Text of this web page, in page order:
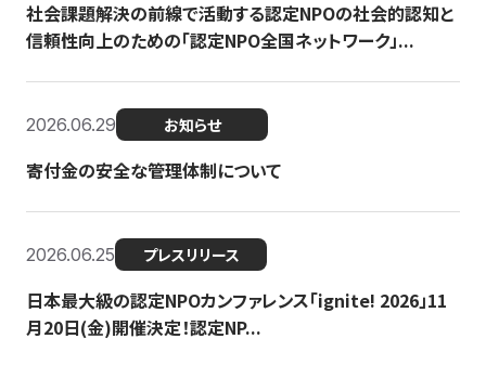
社会課題解決の前線で活動する認定NPOの社会的認知と
信頼性向上のための「認定NPO全国ネットワーク」...
2026.06.29 お知らせ
寄付金の安全な管理体制について
2026.06.25 プレスリリース
日本最大級の認定NPOカンファレンス「ignite! 2026」11
月20日(金)開催決定！認定NP...